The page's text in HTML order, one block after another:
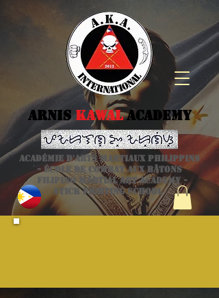
Arniskawal Academy
Académie d'arts martiaux philippins
- école de combat aux bâtons
Filipino Martial Art academy -
stick fighting school